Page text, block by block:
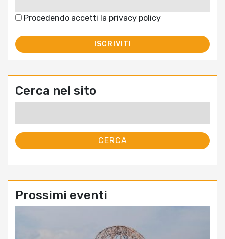
Procedendo accetti la privacy policy
Cerca nel sito
Prossimi eventi